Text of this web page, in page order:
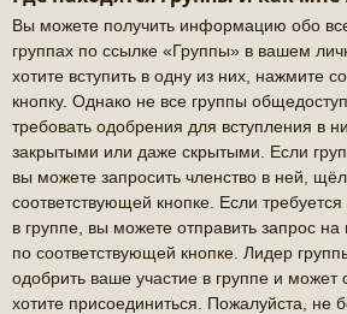
Вы можете получить информацию обо
группах по ссылке «Группы» в вашем
хотите вступить в одну из них, нажмите
кнопку. Однако не все группы
требовать одобрения для вступления в
закрытыми или даже скрытыми. Если
вы можете запросить членство в ней,
соответствующей кнопке. Если
в группе, вы можете отправить запрос
по соответствующей кнопке. Лидер
одобрить ваше участие в группе и может
хотите присоединиться. Пожалуйста, не